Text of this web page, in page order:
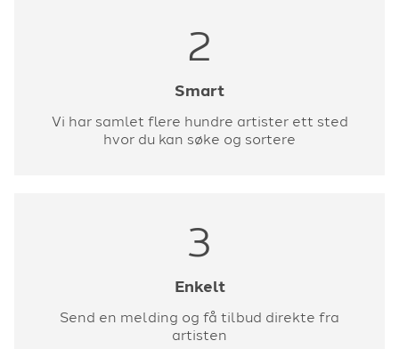
2
Smart
Vi har samlet flere hundre artister ett sted
hvor du kan søke og sortere
3
Enkelt
Send en melding og få tilbud direkte fra
artisten